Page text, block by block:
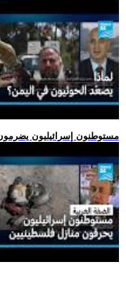
.. مستوطنون إسرائيليون